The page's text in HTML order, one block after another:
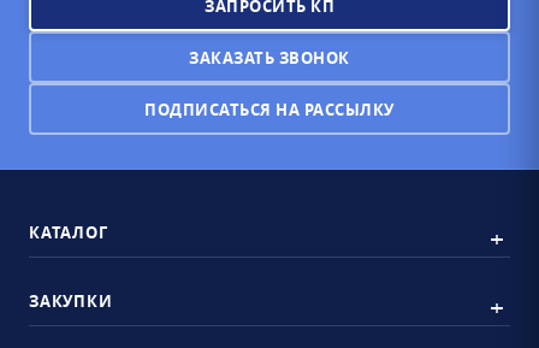
ЗАПРОСИТЬ КП
ЗАКАЗАТЬ ЗВОНОК
ПОДПИСАТЬСЯ НА РАССЫЛКУ
КАТАЛОГ
ЗАКУПКИ